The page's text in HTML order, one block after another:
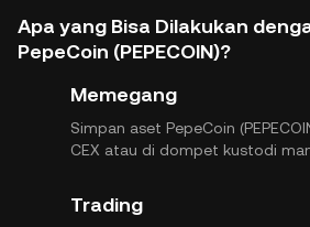
Apa yang Bisa Dilakukan
PepeCoin (PEPECOIN)?
Memegang
Simpan aset PepeCoin
CEX atau di dompet kustodi
Trading